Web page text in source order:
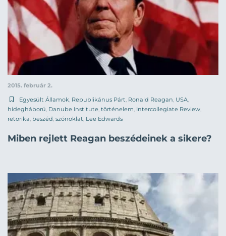
2015. február 2.
Egyesült Államok, Republikánus Párt, Ronald Reagan, USA,
hidegháború, Danube Institute, történelem, Intercollegiate Review,
retorika, beszéd, szónoklat, Lee Edwards
Miben rejlett Reagan beszédeinek a sikere?